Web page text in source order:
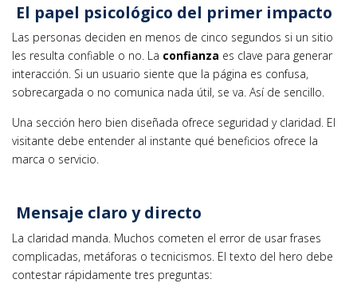
El papel psicológico del primer impacto
Las personas deciden en menos de cinco segundos si un sitio
les resulta confiable o no. La confianza es clave para generar
interacción. Si un usuario siente que la página es confusa,
sobrecargada o no comunica nada útil, se va. Así de sencillo.
Una sección hero bien diseñada ofrece seguridad y claridad. El
visitante debe entender al instante qué beneficios ofrece la
marca o servicio.
Mensaje claro y directo
La claridad manda. Muchos cometen el error de usar frases
complicadas, metáforas o tecnicismos. El texto del hero debe
contestar rápidamente tres preguntas: